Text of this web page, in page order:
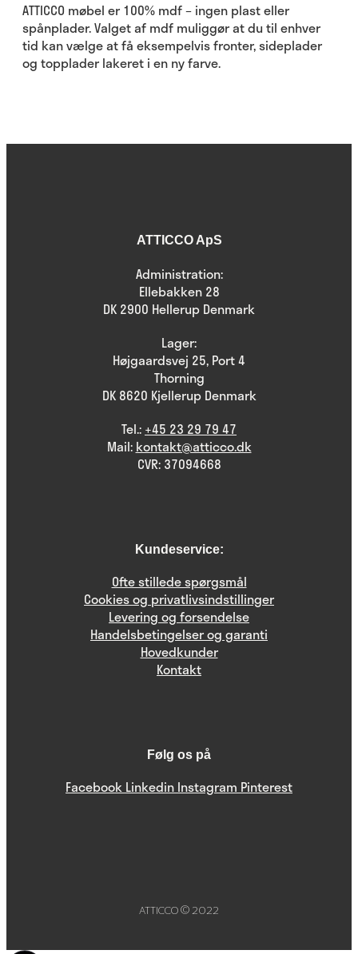
ATTICCO møbel er 100% mdf – ingen plast eller
spånplader. Valget af mdf muliggør at du til enhver
tid kan vælge at få eksempelvis fronter, sideplader
og topplader lakeret i en ny farve.
ATTICCO ApS
Administration:
Ellebakken 28
DK 2900 Hellerup Denmark
Lager:
Højgaardsvej 25, Port 4
Thorning
DK 8620 Kjellerup Denmark
Tel.: +45 23 29 79 47
Mail: kontakt@atticco.dk
CVR: 37094668
Kundeservice:
Ofte stillede spørgsmål
Cookies og privatlivsindstillinger
Levering og forsendelse
Handelsbetingelser og garanti
Hovedkunder
Kontakt
Følg os på
Facebook Linkedin Instagram Pinterest
ATTICCO © 2022